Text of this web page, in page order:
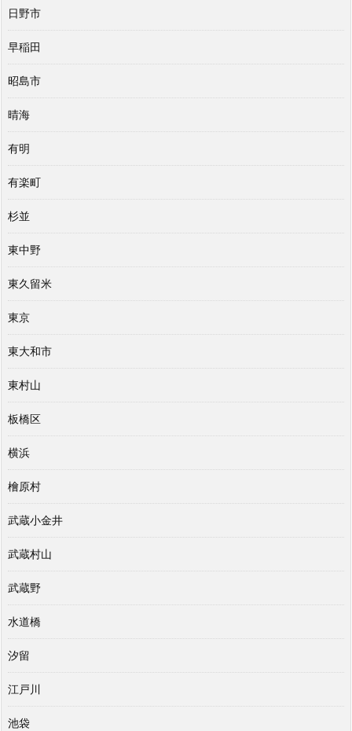
日野市
早稲田
昭島市
晴海
有明
有楽町
杉並
東中野
東久留米
東京
東大和市
東村山
板橋区
横浜
檜原村
武蔵小金井
武蔵村山
武蔵野
水道橋
汐留
江戸川
池袋